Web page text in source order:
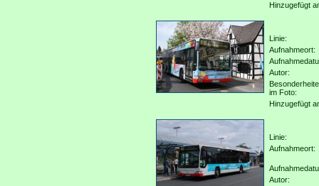
Hinzugefügt
Linie:
Aufnahmeort:
Autor:
im Foto:
Hinzugefügt
Linie:
Aufnahmeort:
Autor: